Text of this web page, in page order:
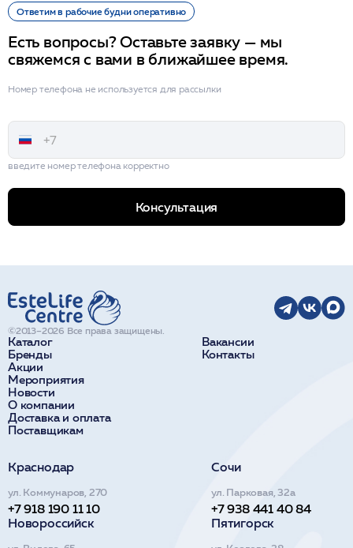
Ответим в рабочие будни оперативно
Есть вопросы? Оставьте заявку — мы
свяжемся с вами в ближайшее время.
Номер телефона не используется для рассылки
введите номер телефона корректно
Консультация
Каталог
Бренды
Акции
Мероприятия
Новости
О компании
Доставка и оплата
Поставщикам
Вакансии
Контакты
©2013–2026 Все права защищены.
Краснодар
ул. Коммунаров, 270
+7 918 190 11 10
Сочи
ул. Парковая, 32а
+7 938 441 40 84
Новороссийск
Пятигорск